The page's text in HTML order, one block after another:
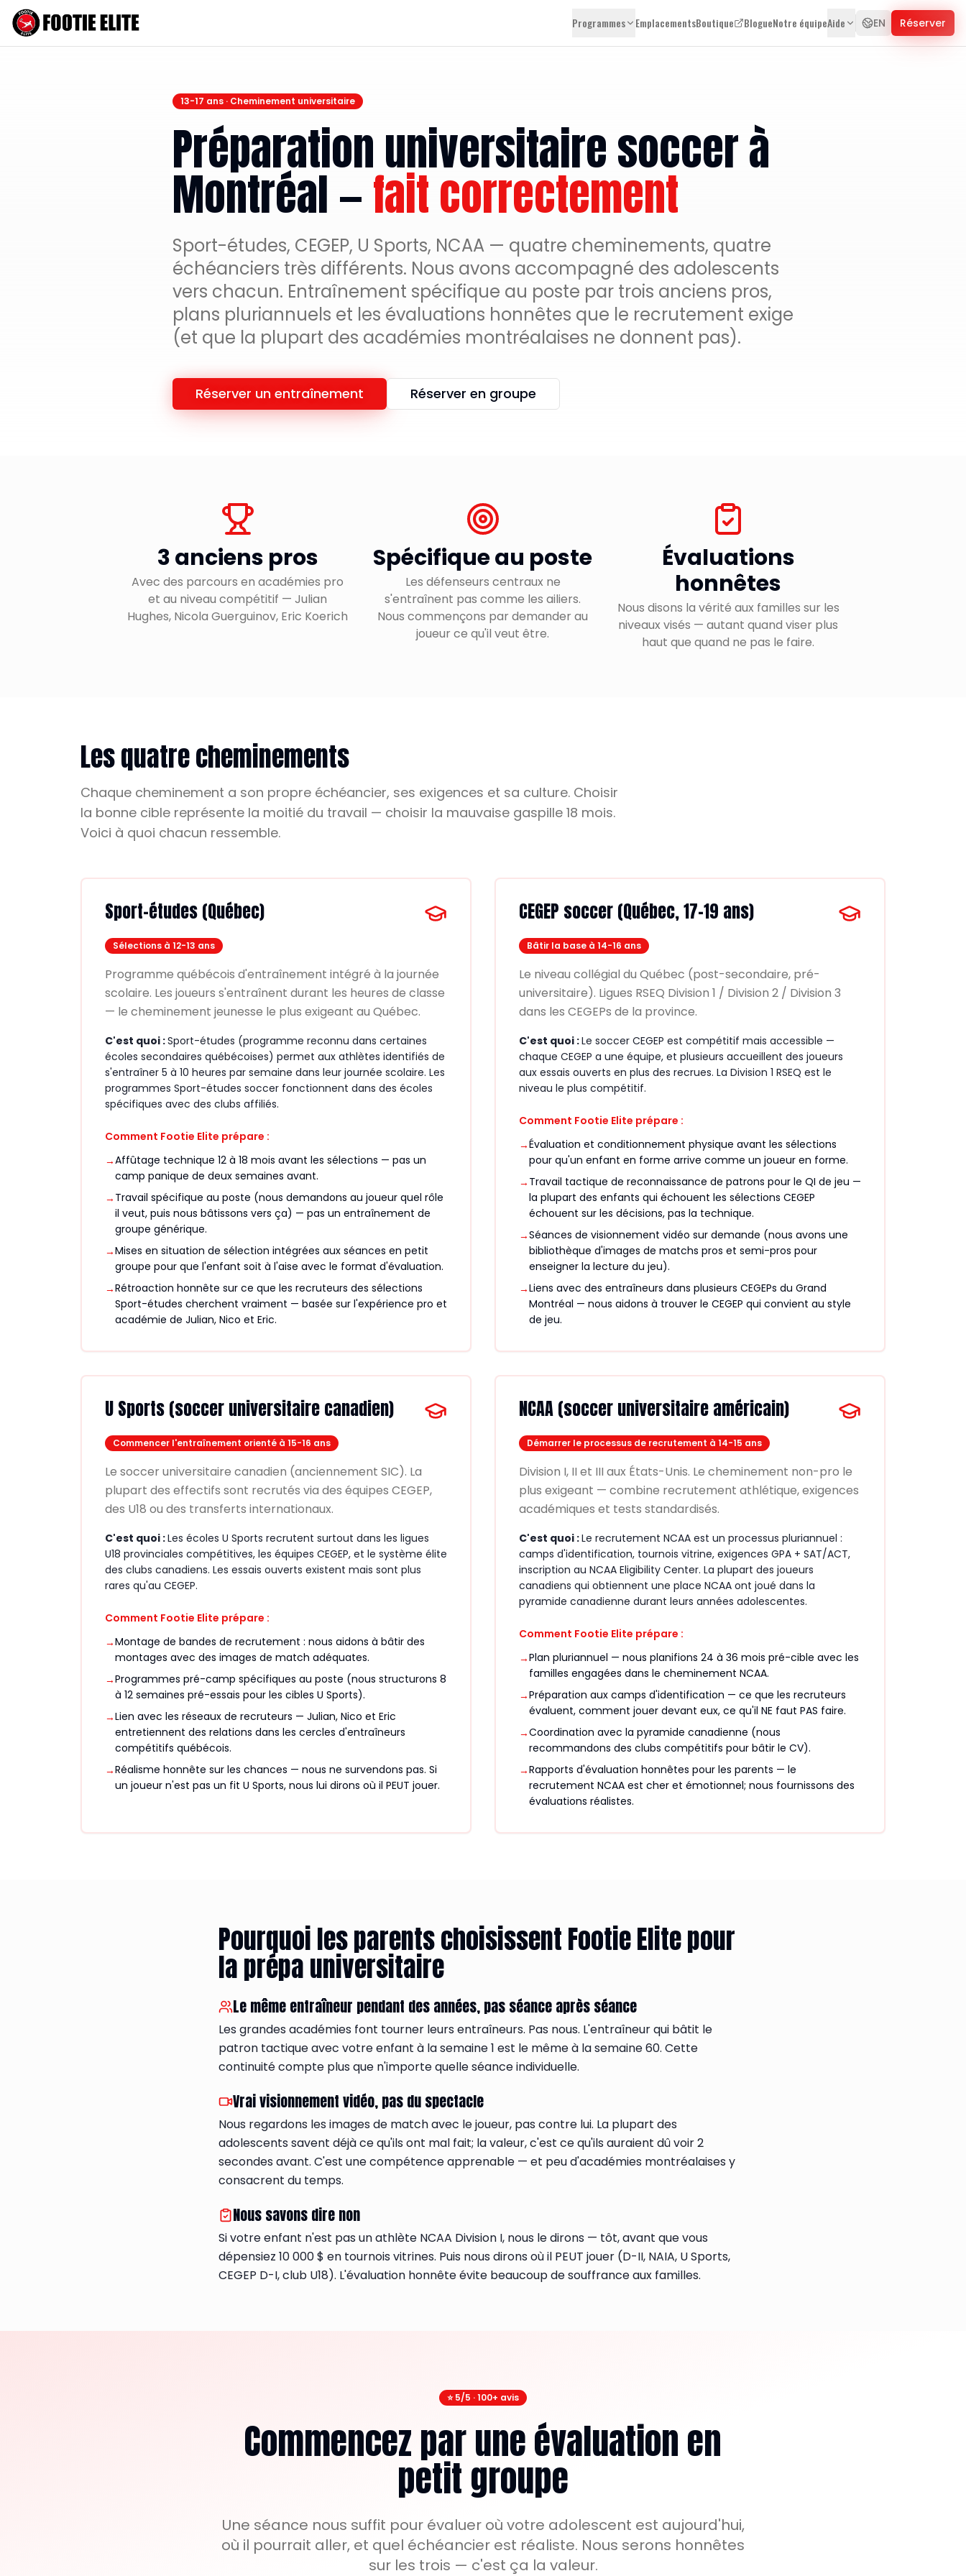
Programmes EmplacementsBoutique BlogueNotre équipeAide EN Réserver
13-17 ans · Cheminement universitaire
Préparation universitaire soccer à
Montréal —fait correctement
Sport-études, CEGEP, U Sports, NCAA — quatre cheminements, quatre
échéanciers très différents. Nous avons accompagné des adolescents
vers chacun. Entraînement spécifique au poste par trois anciens pros,
plans pluriannuels et les évaluations honnêtes que le recrutement exige
(et que la plupart des académies montréalaises ne donnent pas).
Réserver un entraînement Réserver en groupe
3 anciens pros
Avec des parcours en académies pro
et au niveau compétitif — Julian
Hughes, Nicola Guerguinov, Eric Koerich
Spécifique au poste
Les défenseurs centraux ne
s'entraînent pas comme les ailiers.
Nous commençons par demander au
joueur ce qu'il veut être.
Évaluations
honnêtes
Nous disons la vérité aux familles sur les
niveaux visés — autant quand viser plus
haut que quand ne pas le faire.
Les quatre cheminements
Chaque cheminement a son propre échéancier, ses exigences et sa culture. Choisir
la bonne cible représente la moitié du travail — choisir la mauvaise gaspille 18 mois.
Voici à quoi chacun ressemble.
Sport-études (Québec)
Sélections à 12-13 ans
Programme québécois d'entraînement intégré à la journée
scolaire. Les joueurs s'entraînent durant les heures de classe
— le cheminement jeunesse le plus exigeant au Québec.
C'est quoi :Sport-études (programme reconnu dans certaines
écoles secondaires québécoises) permet aux athlètes identifiés de
s'entraîner 5 à 10 heures par semaine dans leur journée scolaire. Les
programmes Sport-études soccer fonctionnent dans des écoles
spécifiques avec des clubs affiliés.
Comment Footie Elite prépare :
→Affûtage technique 12 à 18 mois avant les sélections — pas un
camp panique de deux semaines avant.
→ Travail spécifique au poste (nous demandons au joueur quel rôle
il veut, puis nous bâtissons vers ça) — pas un entraînement de
groupe générique.
→Mises en situation de sélection intégrées aux séances en petit
groupe pour que l'enfant soit à l'aise avec le format d'évaluation.
→Rétroaction honnête sur ce que les recruteurs des sélections
Sport-études cherchent vraiment — basée sur l'expérience pro et
académie de Julian, Nico et Eric.
CEGEP soccer (Québec, 17-19 ans)
Bâtir la base à 14-16 ans
Le niveau collégial du Québec (post-secondaire, pré-
universitaire). Ligues RSEQ Division 1 / Division 2 / Division 3
dans les CEGEPs de la province.
C'est quoi :Le soccer CEGEP est compétitif mais accessible —
chaque CEGEP a une équipe, et plusieurs accueillent des joueurs
aux essais ouverts en plus des recrues. La Division 1 RSEQ est le
niveau le plus compétitif.
Comment Footie Elite prépare :
→Évaluation et conditionnement physique avant les sélections
pour qu'un enfant en forme arrive comme un joueur en forme.
→ Travail tactique de reconnaissance de patrons pour le QI de jeu —
la plupart des enfants qui échouent les sélections CEGEP
échouent sur les décisions, pas la technique.
→Séances de visionnement vidéo sur demande (nous avons une
bibliothèque d'images de matchs pros et semi-pros pour
enseigner la lecture du jeu).
→Liens avec des entraîneurs dans plusieurs CEGEPs du Grand
Montréal — nous aidons à trouver le CEGEP qui convient au style
de jeu.
U Sports (soccer universitaire canadien)
Commencer l'entraînement orienté à 15-16 ans
Le soccer universitaire canadien (anciennement SIC). La
plupart des effectifs sont recrutés via des équipes CEGEP,
des U18 ou des transferts internationaux.
C'est quoi :Les écoles U Sports recrutent surtout dans les ligues
U18 provinciales compétitives, les équipes CEGEP, et le système élite
des clubs canadiens. Les essais ouverts existent mais sont plus
rares qu'au CEGEP.
Comment Footie Elite prépare :
→Montage de bandes de recrutement : nous aidons à bâtir des
montages avec des images de match adéquates.
→Programmes pré-camp spécifiques au poste (nous structurons 8
à 12 semaines pré-essais pour les cibles U Sports).
→Lien avec les réseaux de recruteurs — Julian, Nico et Eric
entretiennent des relations dans les cercles d'entraîneurs
compétitifs québécois.
→Réalisme honnête sur les chances — nous ne survendons pas. Si
un joueur n'est pas un fit U Sports, nous lui dirons où il PEUT jouer.
NCAA (soccer universitaire américain)
Démarrer le processus de recrutement à 14-15 ans
Division I, II et III aux États-Unis. Le cheminement non-pro le
plus exigeant — combine recrutement athlétique, exigences
académiques et tests standardisés.
C'est quoi :Le recrutement NCAA est un processus pluriannuel :
camps d'identification, tournois vitrine, exigences GPA + SAT/ACT,
inscription au NCAA Eligibility Center. La plupart des joueurs
canadiens qui obtiennent une place NCAA ont joué dans la
pyramide canadienne durant leurs années adolescentes.
Comment Footie Elite prépare :
→Plan pluriannuel — nous planifions 24 à 36 mois pré-cible avec les
familles engagées dans le cheminement NCAA.
→Préparation aux camps d'identification — ce que les recruteurs
évaluent, comment jouer devant eux, ce qu'il NE faut PAS faire.
→Coordination avec la pyramide canadienne (nous
recommandons des clubs compétitifs pour bâtir le CV).
→Rapports d'évaluation honnêtes pour les parents — le
recrutement NCAA est cher et émotionnel; nous fournissons des
évaluations réalistes.
Pourquoi les parents choisissent Footie Elite pour
la prépa universitaire
Le même entraîneur pendant des années, pas séance après séance
Les grandes académies font tourner leurs entraîneurs. Pas nous. L'entraîneur qui bâtit le
patron tactique avec votre enfant à la semaine 1 est le même à la semaine 60. Cette
continuité compte plus que n'importe quelle séance individuelle.
Vrai visionnement vidéo, pas du spectacle
Nous regardons les images de match avec le joueur, pas contre lui. La plupart des
adolescents savent déjà ce qu'ils ont mal fait; la valeur, c'est ce qu'ils auraient dû voir 2
secondes avant. C'est une compétence apprenable — et peu d'académies montréalaises y
consacrent du temps.
Nous savons dire non
Si votre enfant n'est pas un athlète NCAA Division I, nous le dirons — tôt, avant que vous
dépensiez 10 000 $ en tournois vitrines. Puis nous dirons où il PEUT jouer (D-II, NAIA, U Sports,
CEGEP D-I, club U18). L'évaluation honnête évite beaucoup de souffrance aux familles.
⭐ 5/5 · 100+ avis
Commencez par une évaluation en
petit groupe
Une séance nous suffit pour évaluer où votre adolescent est aujourd'hui,
où il pourrait aller, et quel échéancier est réaliste. Nous serons honnêtes
sur les trois — c'est ça la valeur.